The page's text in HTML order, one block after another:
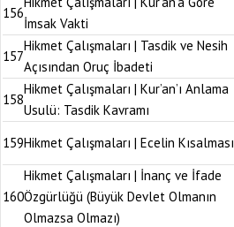
156
İmsak Vakti
157
Hikmet Çalışmaları | Tasdik ve Nesih
Açısından Oruç İbadeti
158
Hikmet Çalışmaları | Kur’an’ı Anlama
Usulü: Tasdik Kavramı
159Hikmet Çalışmaları | Ecelin Kısalması
160
Hikmet Çalışmaları | İnanç ve İfade
Özgürlüğü (Büyük Devlet Olmanın
Olmazsa Olmazı)